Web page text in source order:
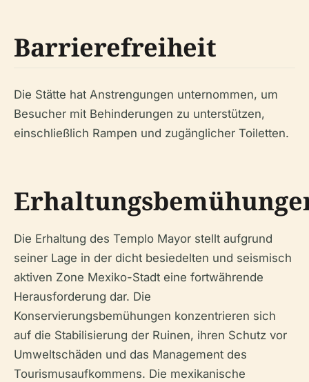
Barrierefreiheit
Die Stätte hat Anstrengungen unternommen, um
Besucher mit Behinderungen zu unterstützen,
einschließlich Rampen und zugänglicher Toiletten.
Die Erhaltung des Templo Mayor stellt aufgrund
seiner Lage in der dicht besiedelten und seismisch
aktiven Zone Mexiko-Stadt eine fortwährende
Herausforderung dar. Die
Konservierungsbemühungen konzentrieren sich
auf die Stabilisierung der Ruinen, ihren Schutz vor
Umweltschäden und das Management des
Tourismusaufkommens. Die mexikanische